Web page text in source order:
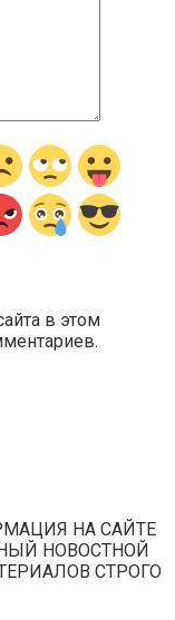
в этом
НА САЙТЕ
НОВОСТНОЙ
СТРОГО